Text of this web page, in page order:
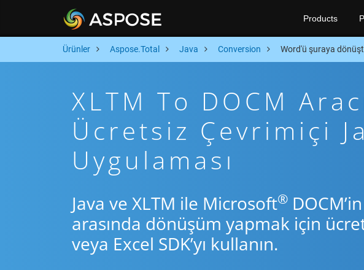
Products
Ürünler Aspose.Total Java Conversion Word'ü şuraya
XLTM To DOCM
Ücretsiz Çevrimiçi
Uygulaması
Java ve XLTM ile Microsoft®
arasında dönüşüm yapmak için
veya Excel SDK’yı kullanın.